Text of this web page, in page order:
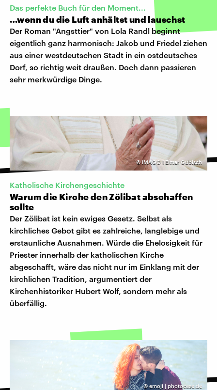
Das perfekte Buch für den Moment...
…wenn du die Luft anhältst und lauschst
Der Roman "Angsttier" von Lola Randl beginnt
eigentlich ganz harmonisch: Jakob und Friedel ziehen
aus einer westdeutschen Stadt in ein ostdeutsches
Dorf, so richtig weit draußen. Doch dann passieren
sehr merkwürdige Dinge.
©IMAGO I Elmar Gubisch
Katholische Kirchengeschichte
Warum die Kirche den Zölibat abschaffen
sollte
Der Zölibat ist kein ewiges Gesetz. Selbst als
kirchliches Gebot gibt es zahlreiche, langlebige und
erstaunliche Ausnahmen. Würde die Ehelosigkeit für
Priester innerhalb der katholischen Kirche
abgeschafft, wäre das nicht nur im Einklang mit der
kirchlichen Tradition, argumentiert der
Kirchenhistoriker Hubert Wolf, sondern mehr als
überfällig.
© emoji | photocase.de